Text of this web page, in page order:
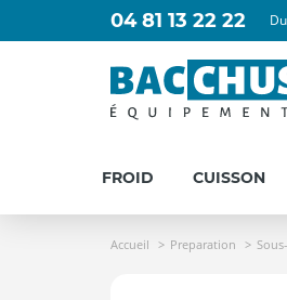
04 81 13 22 22
FROID CUISSON
Accueil Preparation